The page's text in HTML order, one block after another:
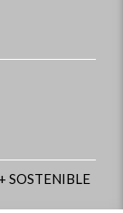
SOSTENIBLE